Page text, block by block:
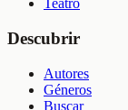
Teatro
Descubrir
Autores
Géneros
Buscar